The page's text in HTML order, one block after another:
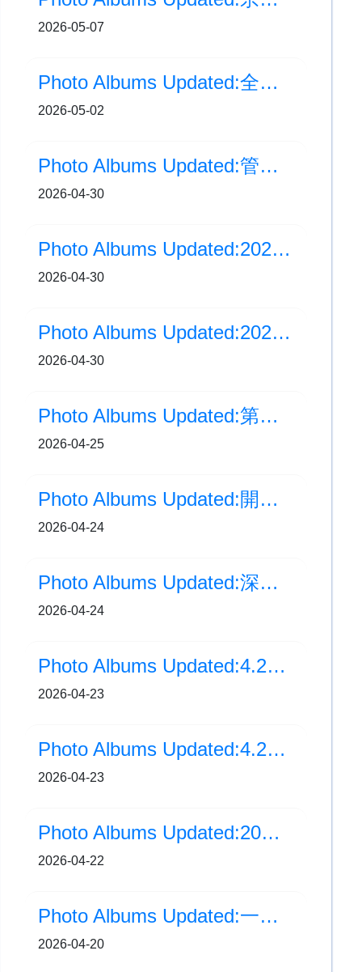
2026-05-07
Photo Albums Updated:全港幼小學校戲劇比賽成功晉身決賽
2026-05-02
Photo Albums Updated:管樂團榮獲「聯校音樂大賽JSMA 2026」銀獎
2026-04-30
Photo Albums Updated:2025-2026年度水運會
2026-04-30
Photo Albums Updated:2025-2026年度水運會(頒獎部分)
2026-04-30
Photo Albums Updated:第五屆「中華盃-全港中小學中華文化普通話比賽」頒獎典禮
2026-04-25
Photo Albums Updated:開心蔬果月活動
2026-04-24
Photo Albums Updated:深圳姊妹學校學術交流暨歷史文化考察之旅
2026-04-24
Photo Albums Updated:4.23 世界閱讀日：故事樂園派對 part2
2026-04-23
Photo Albums Updated:4.23 世界閱讀日：故事樂園派對 part1
2026-04-23
Photo Albums Updated:20分鐘熄燈行動
2026-04-22
Photo Albums Updated:一年級家長觀課活動
2026-04-20